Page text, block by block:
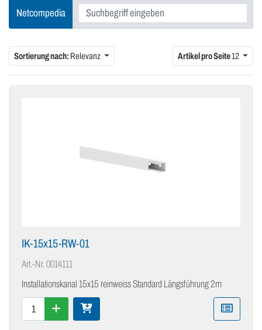
Netcompedia
Sortierung nach: Relevanz Artikel pro Seite12
IK-15x15-RW-01
Art.-Nr.0014111
Installationskanal 15x15 reinweiss Standard Längsführung 2m